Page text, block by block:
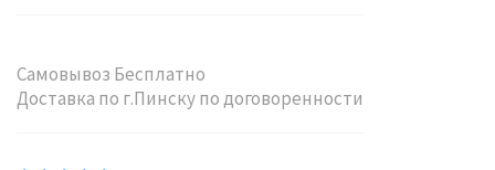
Самовывоз Бесплатно
Доставка по г.Пинску по договоренности